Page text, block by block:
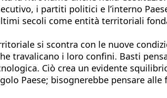
i partiti politici e l’interno
secoli come entità territoriali
si scontra con le nuove
travalicano i loro confini. Basti
Ciò crea un evidente
Paese; bisognerebbe pensare